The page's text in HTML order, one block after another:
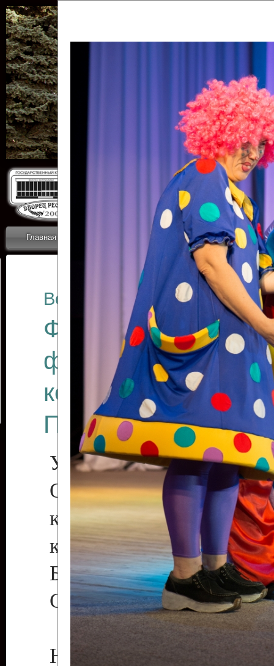
Главная Коллективы Новости
ОТЧЕТЫ ГКЦ
Все отчеты
Финал
фестиваля
коллективов
Приднестровского
Участники фестиваля:
Образцовый
коллектив
культуры с.
Бендеры ,
Светлана Георгиевна
Народный цирковой